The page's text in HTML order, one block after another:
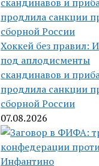
Хоккей без правил:
под аплодисменты
скандинавов и
продлила санкции
сборной России
07.08.2026